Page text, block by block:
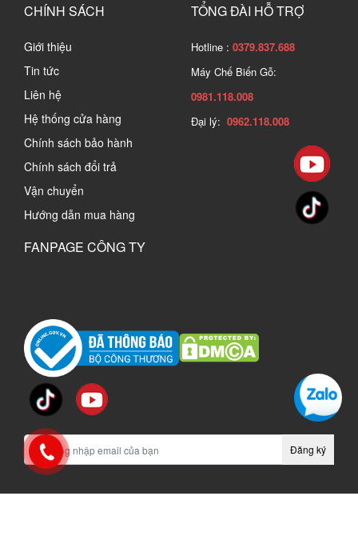
CHÍNH SÁCH
Giới thiệu
Tin tức
Liên hệ
Hệ thống cửa hàng
Chính sách bảo hành
Chính sách đổi trả
Vận chuyển
Hướng dẫn mua hàng
TỔNG ĐÀI HỖ TRỢ
Hotline : 0379.837.688
Máy Chế Biến Gỗ:
0981.118.008
Đại lý: 0962.118.008
FANPAGE CÔNG TY
Đăng ký